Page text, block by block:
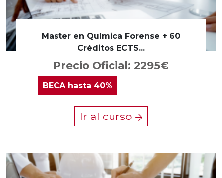
Master en Química Forense + 60
Créditos ECTS...
Precio Oficial: 2295€
BECAhasta 40%
Ir al curso